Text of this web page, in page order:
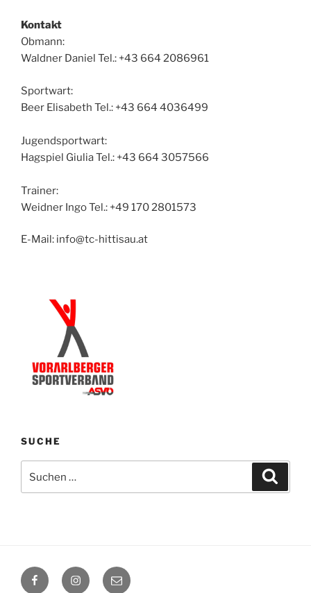
Kontakt
Obmann:
Waldner Daniel Tel.: +43 664 2086961
Sportwart:
Beer Elisabeth Tel.: +43 664 4036499
Jugendsportwart:
Hagspiel Giulia Tel.: +43 664 3057566
Trainer:
Weidner Ingo Tel.: +49 170 2801573
E-Mail: info@tc-hittisau.at
SUCHE
nach:
FacebookInstagram
E-